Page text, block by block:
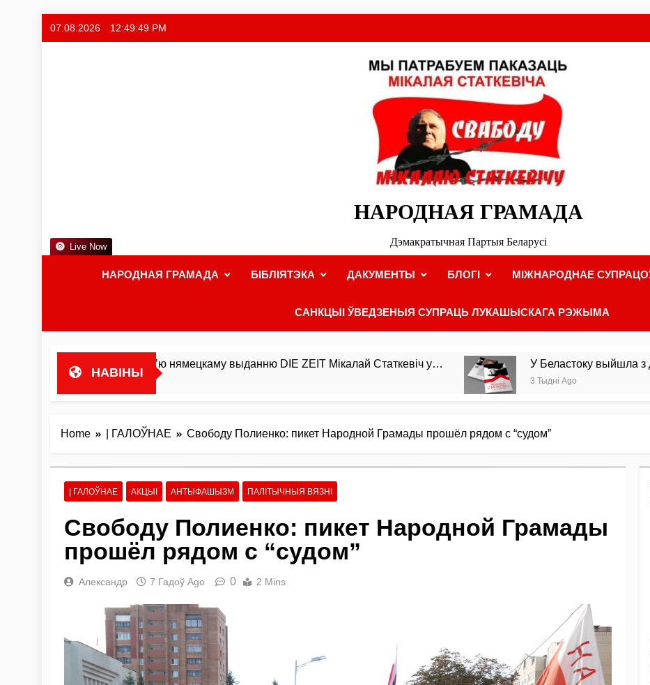
07.08.2026 12:49:51 PM
НАРОДНАЯ ГРАМАДА
Дэмакратычная Партыя Беларусі
НАРОДНАЯ ГРАМАДА БІБЛІЯТЭКА ДАКУМЕНТЫ БЛОГІ МІЖНАРОДНАЕ
САНКЦЫІ ЎВЕДЗЕНЫЯ СУПРАЦЬ ЛУКАШЫСКАГА РЭЖЫМА
Live Now
НАВІНЫ
нямецкаму выданню DIE ZEIT Мікалай Статкевіч у… У Беластоку выйшла з друку мая кніга пра
Home | ГАЛОЎНАЕ Свободу Полиенко: пикет Народной Грамады прошёл рядом с “судом”
| ГАЛОЎНАЕ АКЦЫІ АНТЫФАШЫЗМ ПАЛІТЫЧНЫЯ ВЯЗНІ
Свободу Полиенко: пикет Народной Грамады
прошёл рядом с “судом”
Александр 7 Гадоў Ago 0 2 Mins